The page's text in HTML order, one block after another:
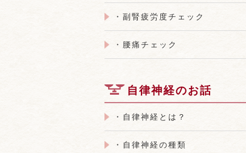
・副腎疲労度チェック
・腰痛チェック
自律神経のお話
・自律神経とは？
・自律神経の種類